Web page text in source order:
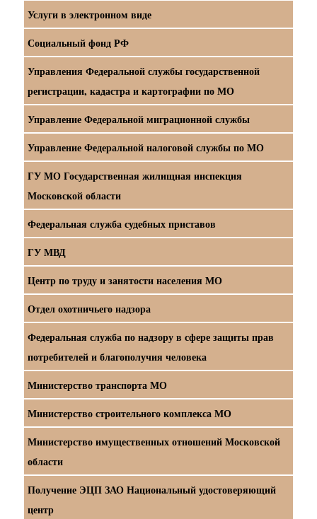
Услуги в электронном виде
Социальный фонд РФ
Управления Федеральной службы государственной
регистрации, кадастра и картографии по МО
Управление Федеральной миграционной службы
Управление Федеральной налоговой службы по МО
ГУ МО Государственная жилищная инспекция
Московской области
Федеральная служба судебных приставов
ГУ МВД
Центр по труду и занятости населения МО
Отдел охотничьего надзора
Федеральная служба по надзору в сфере защиты прав
потребителей и благополучия человека
Министерство транспорта МО
Министерство строительного комплекса МО
Министерство имущественных отношений Московской
области
Получение ЭЦП ЗАО Национальный удостоверяющий
центр